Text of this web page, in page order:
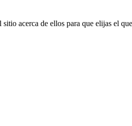
acerca de ellos para que elijas el